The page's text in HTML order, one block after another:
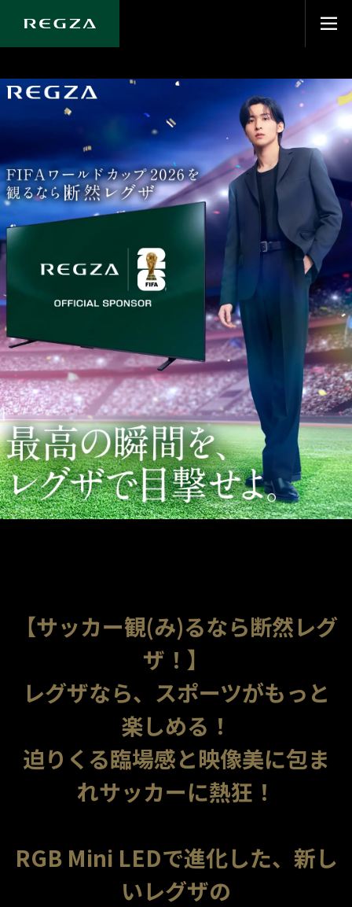
【サッカー観(み)るなら断然レグ
ザ！】
レグザなら、スポーツがもっと
楽しめる！
迫りくる臨場感と映像美に包ま
れサッカーに熱狂！
RGB Mini LEDで進化した、新し
いレグザの